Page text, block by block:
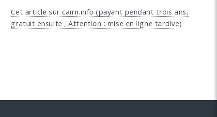
Cet article sur cairn.info (payant pendant trois ans,
gratuit ensuite ; Attention : mise en ligne tardive)